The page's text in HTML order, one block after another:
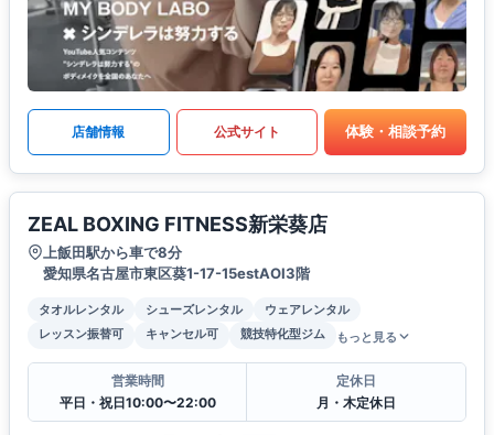
店舗情報 公式サイト 体験・相談予約
ZEAL BOXING FITNESS新栄葵店
上飯田駅から車で8分
愛知県名古屋市東区葵1-17-15estAOI3階
タオルレンタル シューズレンタル
ウェアレンタル
レッスン振替可
キャンセル可 競技特化型ジム もっと見る
営業時間
平日・祝日10:00〜22:00
定休日
月・木定休日